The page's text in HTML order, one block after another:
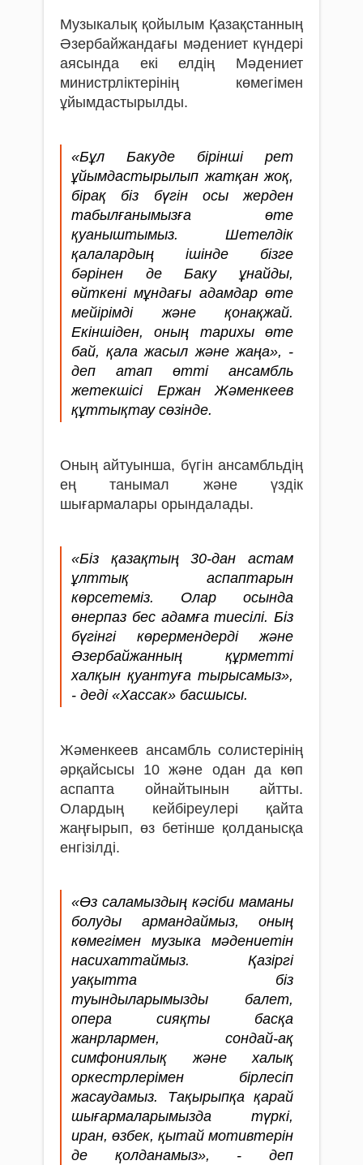
Музыкалық қойылым Қазақстанның
Әзербайжандағы мәдениет күндері
аясында екі елдің Мәдениет
министрліктерінің көмегімен
ұйымдастырылды.
«Бұл Бакуде бірінші рет
ұйымдастырылып жатқан жоқ,
бірақ біз бүгін осы жерден
табылғанымызға өте
қуаныштымыз. Шетелдік
қалалардың ішінде бізге
бәрінен де Баку ұнайды,
өйткені мұндағы адамдар өте
мейірімді және қонақжай.
Екіншіден, оның тарихы өте
бай, қала жасыл және жаңа», -
деп атап өтті ансамбль
жетекшісі Ержан Жәменкеев
құттықтау сөзінде.
Оның айтуынша, бүгін ансамбльдің
ең танымал және үздік
шығармалары орындалады.
«Біз қазақтың 30-дан астам
ұлттық аспаптарын
көрсетеміз. Олар осында
өнерпаз бес адамға тиесілі. Біз
бүгінгі көрермендерді және
Әзербайжанның құрметті
халқын қуантуға тырысамыз»,
- деді «Хассак» басшысы.
Жәменкеев ансамбль солистерінің
әрқайсысы 10 және одан да көп
аспапта ойнайтынын айтты.
Олардың кейбіреулері қайта
жаңғырып, өз бетінше қолданысқа
енгізілді.
«Өз саламыздың кәсіби маманы
болуды армандаймыз, оның
көмегімен музыка мәдениетін
насихаттаймыз. Қазіргі
уақытта біз
туындыларымызды балет,
опера сияқты басқа
жанрлармен, сондай-ақ
симфониялық және халық
оркестрлерімен бірлесіп
жасаудамыз. Тақырыпқа қарай
шығармаларымызда түркі,
иран, өзбек, қытай мотивтерін
де қолданамыз», - деп